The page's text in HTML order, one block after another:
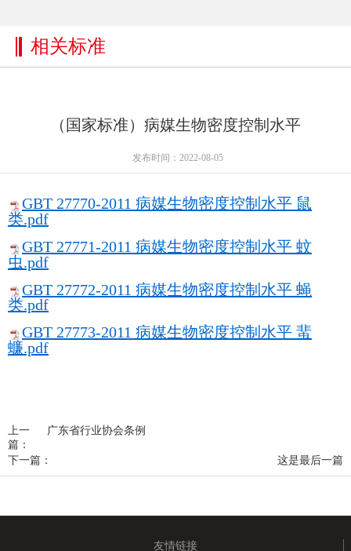
相关标准
（国家标准）病媒生物密度控制水平
发布时间：2022-08-05
GBT 27770-2011 病媒生物密度控制水平 鼠
类.pdf
GBT 27771-2011 病媒生物密度控制水平 蚊
虫.pdf
GBT 27772-2011 病媒生物密度控制水平 蝇
类.pdf
GBT 27773-2011 病媒生物密度控制水平 蜚
蠊.pdf
上一
篇：
广东省行业协会条例
下一篇： 这是最后一篇
友情链接